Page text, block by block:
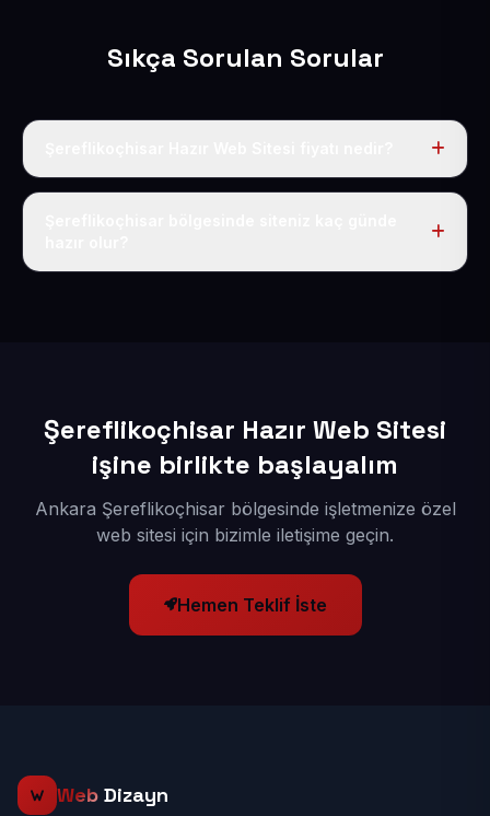
Sıkça Sorulan Sorular
Tek fiyat uygulanır: yıllık 50 USD + KDV. Bu bedele alan
Şereflikoçhisar Hazır Web Sitesi
işine birlikte başlayalım
Ankara Şereflikoçhisar bölgesinde işletmenize özel
web sitesi için bizimle iletişime geçin.
Hemen Teklif İste
Web Dizayn